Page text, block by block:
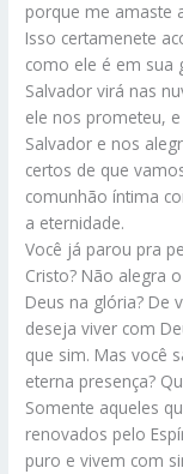
porque me amaste
Isso certamenete
como ele é em sua
Salvador virá nas
ele nos prometeu,
Salvador e nos
certos de que
comunhão íntima
a eternidade.
Você já parou pra
Cristo? Não alegra
Deus na glória? De
deseja viver com
que sim. Mas você
eterna presença?
Somente aqueles
renovados pelo
puro e vivem com